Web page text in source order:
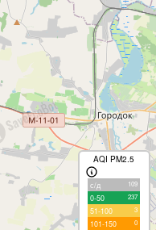
AQI PM2.5
с/д 109
0-50 237
51-100 3
101-150 0